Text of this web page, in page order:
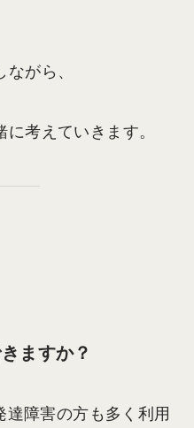
がら、
考えていきます。
ますか？
障害の方も多く利用